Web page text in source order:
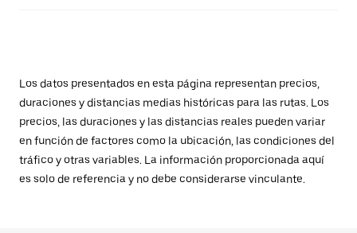
Los datos presentados en esta página representan precios,
duraciones y distancias medias históricas para las rutas. Los
precios, las duraciones y las distancias reales pueden variar
en función de factores como la ubicación, las condiciones del
tráfico y otras variables. La información proporcionada aquí
es solo de referencia y no debe considerarse vinculante.